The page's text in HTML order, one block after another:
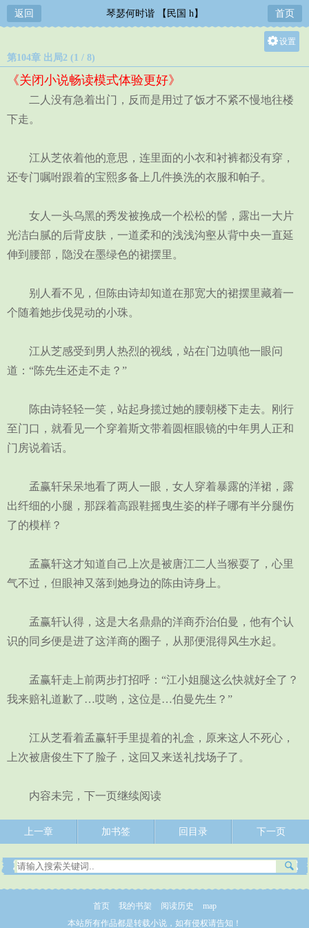
返回 琴瑟何时谐 【民国 h】 首页
设置
中
第104章 出局2 (1 / 8)
《关闭小说畅读模式体验更好》
二人没有急着出门，反而是用过了饭才不紧不慢地往楼
下走。
江从芝依着他的意思，连里面的小衣和衬裤都没有穿，
还专门嘱咐跟着的宝熙多备上几件换洗的衣服和帕子。
女人一头乌黑的秀发被挽成一个松松的髻，露出一大片
光洁白腻的后背皮肤，一道柔和的浅浅沟壑从背中央一直延
伸到腰部，隐没在墨绿色的裙摆里。
别人看不见，但陈由诗却知道在那宽大的裙摆里藏着一
个随着她步伐晃动的小珠。
江从芝感受到男人热烈的视线，站在门边嗔他一眼问
道：“陈先生还走不走？”
陈由诗轻轻一笑，站起身揽过她的腰朝楼下走去。刚行
至门口，就看见一个穿着斯文带着圆框眼镜的中年男人正和
门房说着话。
孟赢轩呆呆地看了两人一眼，女人穿着暴露的洋裙，露
出纤细的小腿，那踩着高跟鞋摇曳生姿的样子哪有半分腿伤
了的模样？
孟赢轩这才知道自己上次是被唐江二人当猴耍了，心里
气不过，但眼神又落到她身边的陈由诗身上。
孟赢轩认得，这是大名鼎鼎的洋商乔治伯曼，他有个认
识的同乡便是进了这洋商的圈子，从那便混得风生水起。
孟赢轩走上前两步打招呼：“江小姐腿这么快就好全了？
我来赔礼道歉了…哎哟，这位是…伯曼先生？”
江从芝看着孟赢轩手里提着的礼盒，原来这人不死心，
上次被唐俊生下了脸子，这回又来送礼找场子了。
内容未完，下一页继续阅读
上一章 加书签 回目录 下一页
首页 我的书架 阅读历史
map
本站所有作品都是转载小说，如有侵权请告知！